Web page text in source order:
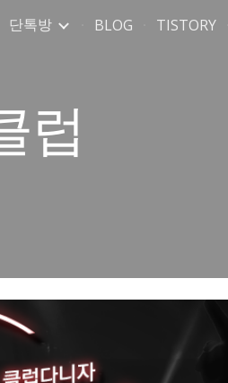
Skip to navigation
단톡방 BLOG TISTORY
럽